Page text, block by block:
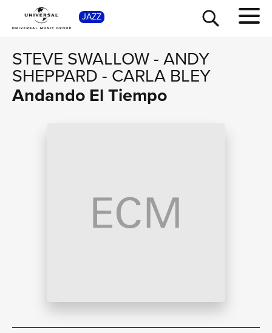
JAZZ
STEVE SWALLOW-ANDY
SHEPPARD- CARLA BLEY
Andando El Tiempo
TOUR
NEWS